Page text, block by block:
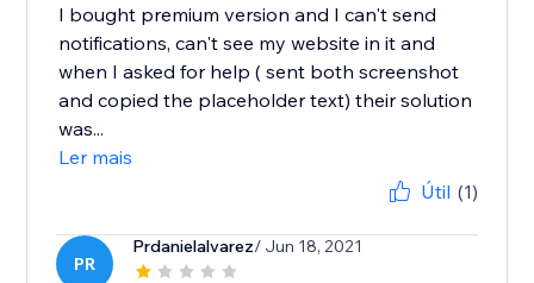
I bought premium version and I can't send
notifications, can't see my website in it and
when I asked for help ( sent both screenshot
and copied the placeholder text) their solution
was...
Ler mais
Útil (1)
PR
Prdanielalvarez/ Jun 18, 2021